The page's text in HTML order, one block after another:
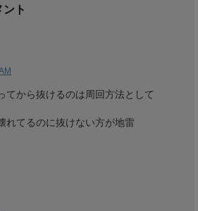
ト
てから抜けるのは周回方法として
れてるのに抜けない方が地雷